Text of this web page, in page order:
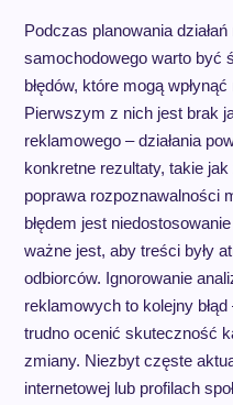
Podczas planowania
samochodowego warto być
błędów, które mogą
Pierwszym z nich jest brak
reklamowego – działania
konkretne rezultaty, takie
poprawa rozpoznawalności
błędem jest
ważne jest, aby treści były
odbiorców. Ignorowanie
reklamowych to kolejny
trudno ocenić skuteczność
zmiany. Niezbyt częste
internetowej lub profilach